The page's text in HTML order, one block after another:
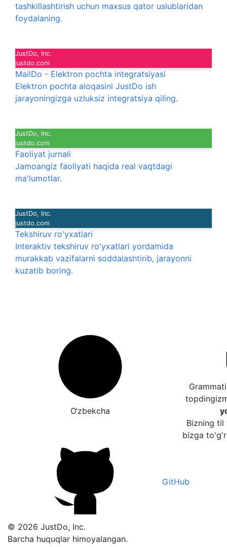
tashkillashtirish uchun maxsus qator uslublaridan
foydalaning.
JustDo, Inc.
justdo.com
MailDo - Elektron pochta integratsiyasi
Elektron pochta aloqasini JustDo ish
jarayoningizga uzluksiz integratsiya qiling.
JustDo, Inc.
justdo.com
Faoliyat jurnali
Jamoangiz faoliyati haqida real vaqtdagi
ma'lumotlar.
JustDo, Inc.
justdo.com
Tekshiruv ro'yxatlari
Interaktiv tekshiruv ro'yxatlari yordamida
murakkab vazifalarni soddalashtirib, jarayonni
kuzatib boring.
O‘zbekcha
Bizning til
bizga
GitHub
© 2026 JustDo, Inc.
Barcha huquqlar himoyalangan.